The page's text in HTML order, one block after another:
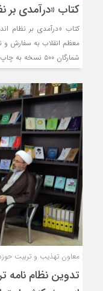
کتاب «درآمدی بر
کتاب «درآمدی بر نظام
معظم انقلاب به سفارش و
شمارگان ۵۰۰ نسخه به چاپ رسیده است.
معاون تهذیب و تربیت